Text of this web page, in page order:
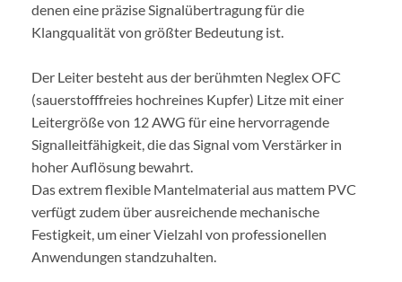
denen eine präzise Signalübertragung für die
Klangqualität von größter Bedeutung ist.
Der Leiter besteht aus der berühmten Neglex OFC
(sauerstofffreies hochreines Kupfer) Litze mit einer
Leitergröße von 12 AWG für eine hervorragende
Signalleitfähigkeit, die das Signal vom Verstärker in
hoher Auflösung bewahrt.
Das extrem flexible Mantelmaterial aus mattem PVC
verfügt zudem über ausreichende mechanische
Festigkeit, um einer Vielzahl von professionellen
Anwendungen standzuhalten.